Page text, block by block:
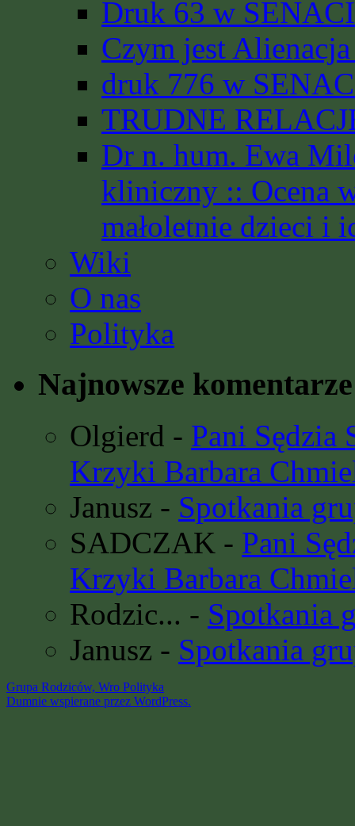
Druk 63 w
Czym jest
druk 776 w
TRUDNE
Dr n. hum. Ewa
kliniczny :: Ocena
małoletnie dzieci i
Wiki
O nas
Polityka
Najnowsze komentarze
Olgierd - Pani Sędzia
Krzyki Barbara
Janusz - Spotkania
SADCZAK - Pani
Krzyki Barbara
Rodzic... - Spotkania
Janusz - Spotkania
Grupa Rodziców, Wro Polityka
Dumnie wspierane przez WordPress.